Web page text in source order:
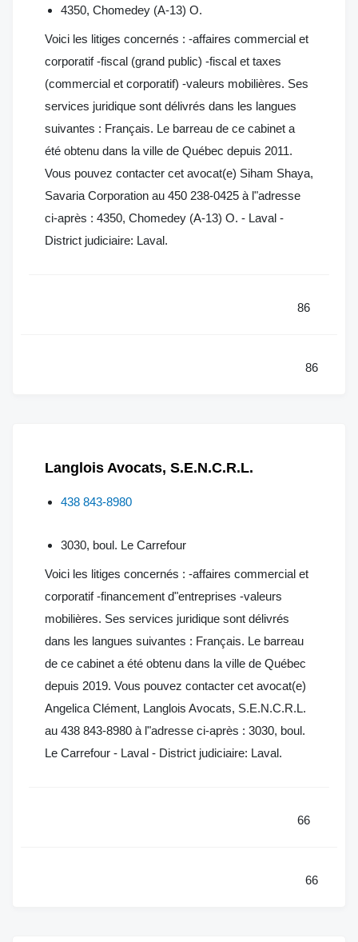
4350, Chomedey (A-13) O.
Voici les litiges concernés : -affaires commercial et
corporatif -fiscal (grand public) -fiscal et taxes
(commercial et corporatif) -valeurs mobilières. Ses
services juridique sont délivrés dans les langues
suivantes : Français. Le barreau de ce cabinet a
été obtenu dans la ville de Québec depuis 2011.
Vous pouvez contacter cet avocat(e) Siham Shaya,
Savaria Corporation au 450 238-0425 à l"adresse
ci-après : 4350, Chomedey (A-13) O. - Laval -
District judiciaire: Laval.
86
86
Langlois Avocats, S.E.N.C.R.L.
438 843-8980
3030, boul. Le Carrefour
Voici les litiges concernés : -affaires commercial et
corporatif -financement d"entreprises -valeurs
mobilières. Ses services juridique sont délivrés
dans les langues suivantes : Français. Le barreau
de ce cabinet a été obtenu dans la ville de Québec
depuis 2019. Vous pouvez contacter cet avocat(e)
Angelica Clément, Langlois Avocats, S.E.N.C.R.L.
au 438 843-8980 à l"adresse ci-après : 3030, boul.
Le Carrefour - Laval - District judiciaire: Laval.
66
66